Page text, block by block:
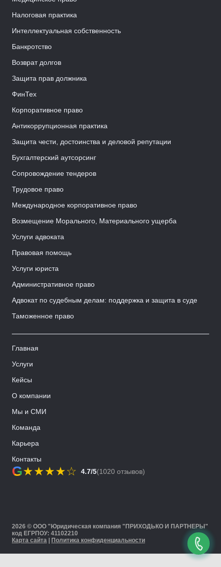
G★★★★☆ 4.7/5(1020 отзывов)
Налоговая практика
Интеллектуальная собственность
Банкротство
Возврат долгов
Защита прав должника
ФинТех
Корпоративное право
Антикоррупционная практика
Защита чести, достоинства и деловой репутации
Бухгалтерский аутсорсинг
Сопровождение тендеров
Трудовое право
Международное корпоративное право
Возмещение Морального, Материального ущерба
Услуги адвоката
Правовая помощь
Услуги юриста
Административное право
Адвокат по судебным делам: поддержка и защита в суде
Таможенное право
Главная
Услуги
Кейсы
О компании
Мы и СМИ
Команда
Карьера
Контакты
2026 © ООО "Юридическая компания "ПРИХОДЬКО И ПАРТНЕРЫ"
код ЕГРПОУ: 41102210
Карта сайта | Политика конфиденциальности